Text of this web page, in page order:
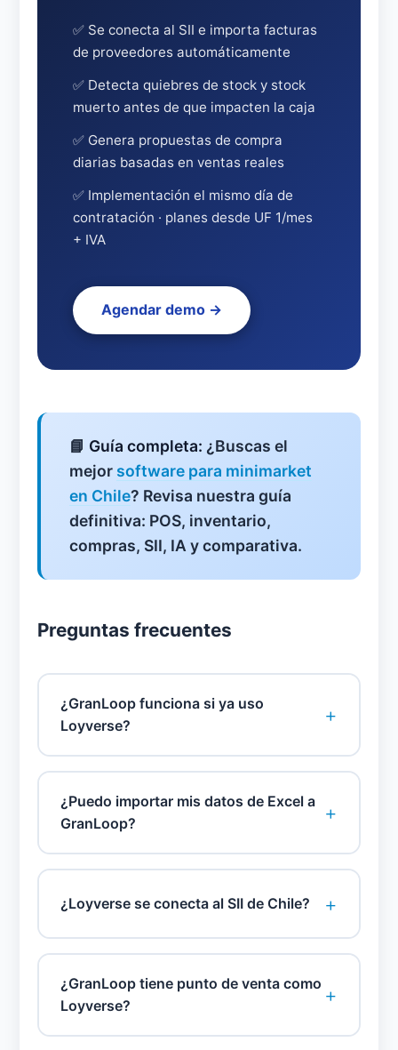
✅ Se conecta al SII e importa facturas
de proveedores automáticamente
✅ Detecta quiebres de stock y stock
muerto antes de que impacten la caja
✅ Genera propuestas de compra
diarias basadas en ventas reales
✅ Implementación el mismo día de
contratación · planes desde UF 1/mes
+ IVA
Agendar demo →
📘 Guía completa: ¿Buscas el
mejor software para minimarket
en Chile? Revisa nuestra guía
definitiva: POS, inventario,
compras, SII, IA y comparativa.
Preguntas frecuentes
¿GranLoop funciona si ya uso
Loyverse?
+
¿Puedo importar mis datos de Excel a
GranLoop?
+
¿Loyverse se conecta al SII de Chile? +
¿GranLoop tiene punto de venta como
Loyverse?
+